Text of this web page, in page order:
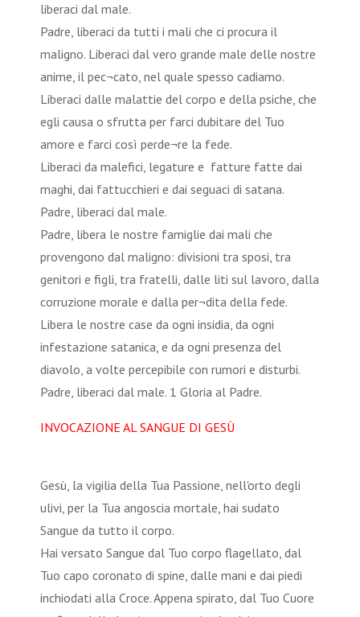
liberaci dal male.
Padre, liberaci da tutti i mali che ci procura il
maligno. Liberaci dal vero grande male delle nostre
anime, il pec¬cato, nel quale spesso cadiamo.
Liberaci dalle malattie del corpo e della psiche, che
egli causa o sfrutta per farci dubitare del Tuo
amore e farci così perde¬re la fede.
Liberaci da malefici, legature e fatture fatte dai
maghi, dai fattucchieri e dai seguaci di satana.
Padre, liberaci dal male.
Padre, libera le nostre famiglie dai mali che
provengono dal maligno: divisioni tra sposi, tra
genitori e figli, tra fratelli, dalle liti sul lavoro, dalla
corruzione morale e dalla per¬dita della fede.
Libera le nostre case da ogni insidia, da ogni
infestazione satanica, e da ogni presenza del
diavolo, a volte percepibile con rumori e disturbi.
Padre, liberaci dal male. 1 Gloria al Padre.
INVOCAZIONE AL SANGUE DI GESÙ
Gesù, la vigilia della Tua Passione, nell'orto degli
ulivi, per la Tua angoscia mortale, hai sudato
Sangue da tutto il corpo.
Hai versato Sangue dal Tuo corpo flagellato, dal
Tuo capo coronato di spine, dalle mani e dai piedi
inchiodati alla Croce. Appena spirato, dal Tuo Cuore